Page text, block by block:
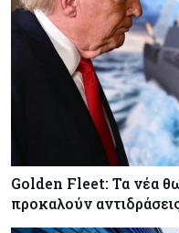
Golden Fleet: Τα νέα
προκαλούν